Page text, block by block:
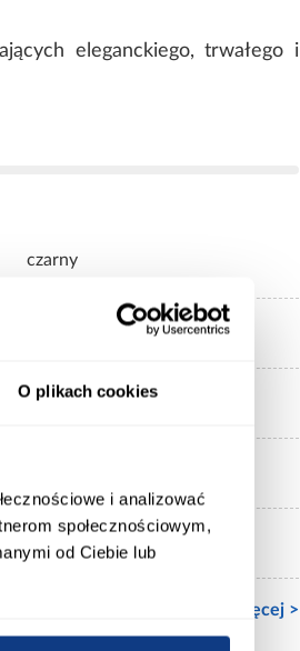
O plikach cookies
i analizować
społecznościowym,
od Ciebie lub
eleganckiego, trwałego i
czarny
czarne
Zobacz więcej >